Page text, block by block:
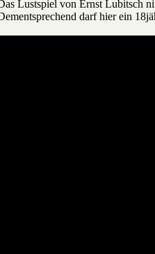
Lustspiel von Ernst Lubitsch
darf hier ein